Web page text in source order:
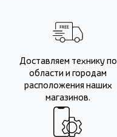
Доставляем технику по
области и городам
расположения наших
магазинов.